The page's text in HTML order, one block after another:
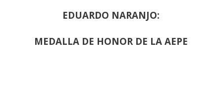
EDUARDO NARANJO:
MEDALLA DE HONOR DE LA AEPE